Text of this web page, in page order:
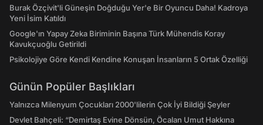
Burak Özçivit'li Güneşin Doğduğu Yer'e Bir Oyuncu Daha! Kadroya
Yeni İsim Katıldı
Google'ın Yapay Zeka Biriminin Başına Türk Mühendis Koray
Kavukçuoğlu Getirildi
Psikolojiye Göre Kendi Kendine Konuşan İnsanların 5 Ortak Özelliği
Günün Popüler Başlıkları
Yalnızca Milenyum Çocukları 2000'lilerin Çok İyi Bildiği Şeyler
Devlet Bahçeli: “Demirtaş Evine Dönsün, Öcalan Umut Hakkına